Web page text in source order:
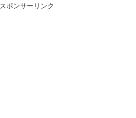
カラーLED化2023年...
スポンサーリンク